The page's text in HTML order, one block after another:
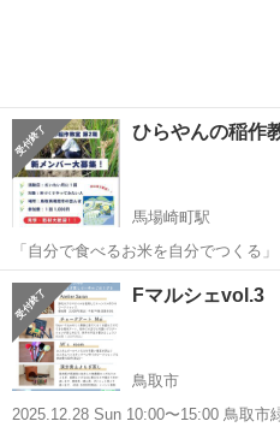
ひらやんの稲作
馬場崎町駅
「自分で食べるお米を自分でつくる
す！ 昨年参加したメンバーで今年から自分一人で稲作にチャレンジし
てみる、という方がいます。 来年の
るかもしれません！！
鳥取 境港市
Fマルシェvol.3
鳥取市
2025.12.28 Sun 10:00〜15:00 鳥取市